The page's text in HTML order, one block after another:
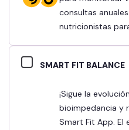
consultas
nutricionistas
SMART FIT BALANCE
¡Sigue la evolución de tu cuerpo! Realiza tu
bioimpedancia y
Smart Fit App. El